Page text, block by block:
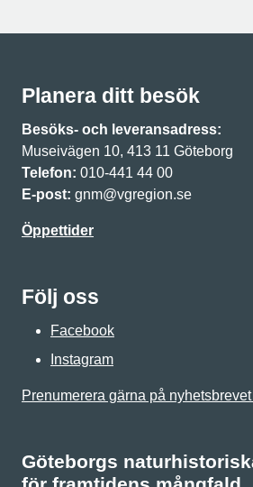
Planera ditt besök
Besöks- och leveransadress:
Museivägen 10, 413 11 Göteborg
Telefon: 010-441 44 00
E-post: gnm@vgregion.se
Öppettider
Följ oss
Facebook
Instagram
Prenumerera gärna på
Göteborgs